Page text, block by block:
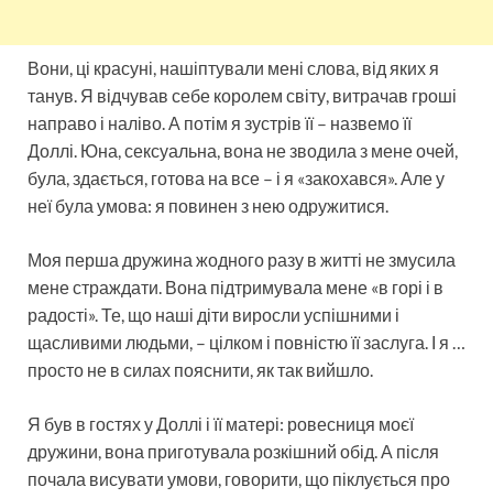
Вони, ці красуні, нашіптували мені слова, від яких я
танув. Я відчував себе королем світу, витрачав гроші
направо і наліво. А потім я зустрів її – назвемо її
Доллі. Юна, сексуальна, вона не зводила з мене очей,
була, здається, готова на все – і я «закохався». Але у
неї була умова: я повинен з нею одружитися.
Моя перша дружина жодного разу в житті не змусила
мене страждати. Вона підтримувала мене «в горі і в
радості». Те, що наші діти виросли успішними і
щасливими людьми, – цілком і повністю її заслуга. І я …
просто не в силах пояснити, як так вийшло.
Я був в гостях у Доллі і її матері: ровесниця моєї
дружини, вона приготувала розкішний обід. А після
почала висувати умови, говорити, що піклується про